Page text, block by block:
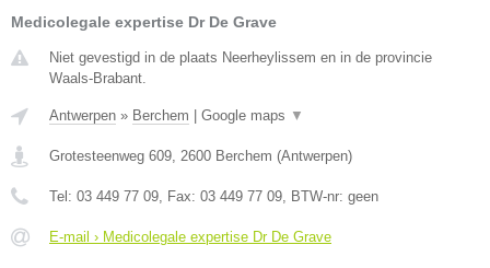
Medicolegale expertise Dr De Grave
Niet gevestigd in de plaats Neerheylissem en in de provincie
Waals-Brabant.
Antwerpen » Berchem Google maps ▼
Grotesteenweg 609, 2600 Berchem (Antwerpen)
Tel: 03 449 77 09, Fax: 03 449 77 09, BTW-nr: geen
E-mail › Medicolegale expertise Dr De Grave